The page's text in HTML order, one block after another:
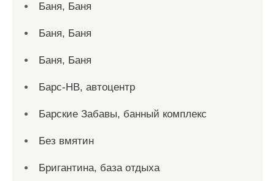
Баня, Баня
Баня, Баня
Баня, Баня
Барс-НВ, автоцентр
Барские Забавы, банный комплекс
Без вмятин
Бригантина, база отдыха